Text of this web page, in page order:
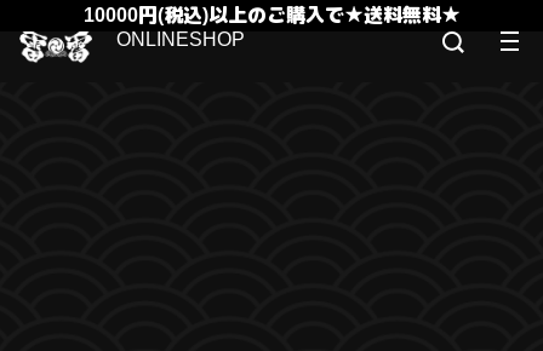
10000円(税込)以上のご購入で★送料無料★
ONLINESHOP